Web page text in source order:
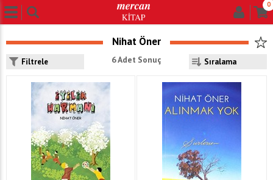
0
Nihat Öner
Filtrele 6 Adet Sonuç